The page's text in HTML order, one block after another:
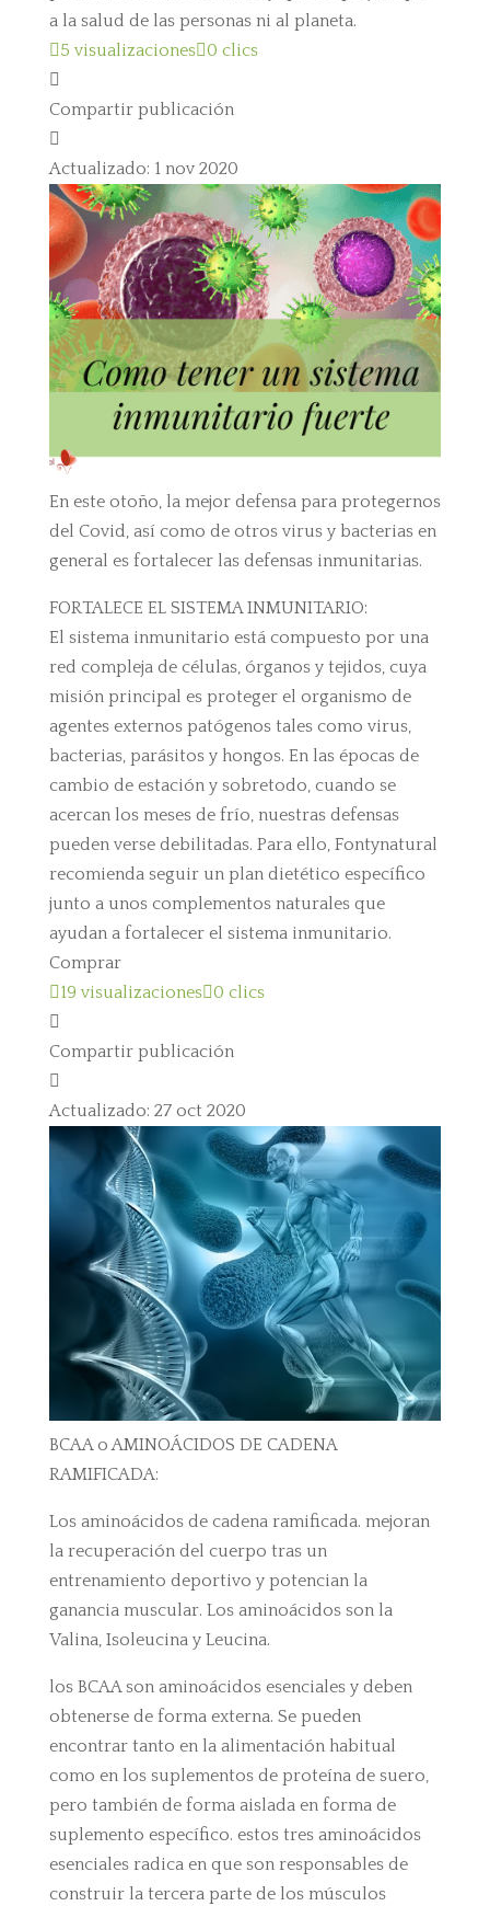
a la salud de las personas ni al planeta.
5 visualizaciones0 clics

Compartir publicación

Actualizado: 1 nov 2020
En este otoño, la mejor defensa para protegernos
del Covid, así como de otros virus y bacterias en
general es fortalecer las defensas inmunitarias.
FORTALECE EL SISTEMA INMUNITARIO:
El sistema inmunitario está compuesto por una
red compleja de células, órganos y tejidos, cuya
misión principal es proteger el organismo de
agentes externos patógenos tales como virus,
bacterias, parásitos y hongos. En las épocas de
cambio de estación y sobretodo, cuando se
acercan los meses de frío, nuestras defensas
pueden verse debilitadas. Para ello, Fontynatural
recomienda seguir un plan dietético específico
junto a unos complementos naturales que
ayudan a fortalecer el sistema inmunitario.
Comprar
19 visualizaciones0 clics

Compartir publicación

Actualizado: 27 oct 2020
BCAA o AMINOÁCIDOS DE CADENA
RAMIFICADA:
Los aminoácidos de cadena ramificada. mejoran
la recuperación del cuerpo tras un
entrenamiento deportivo y potencian la
ganancia muscular. Los aminoácidos son la
Valina, Isoleucina y Leucina.
los BCAA son aminoácidos esenciales y deben
obtenerse de forma externa. Se pueden
encontrar tanto en la alimentación habitual
como en los suplementos de proteína de suero,
pero también de forma aislada en forma de
suplemento específico. estos tres aminoácidos
esenciales radica en que son responsables de
construir la tercera parte de los músculos